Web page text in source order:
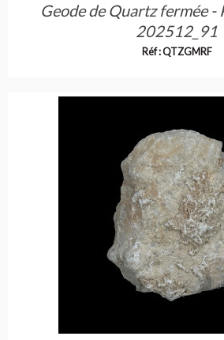
Geode de Quartz fermée -
202512_91
Réf : QTZGMRF